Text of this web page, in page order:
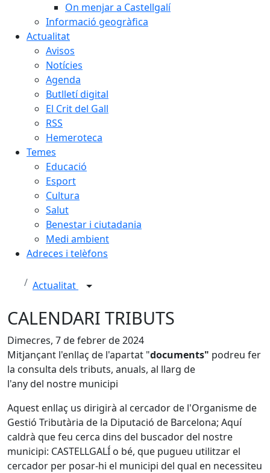
On menjar a Castellgalí
Informació geogràfica
Actualitat
Avisos
Notícies
Agenda
Butlletí digital
El Crit del Gall
RSS
Hemeroteca
Temes
Educació
Esport
Cultura
Salut
Benestar i ciutadania
Medi ambient
Adreces i telèfons
Actualitat
CALENDARI TRIBUTS
Dimecres, 7 de febrer de 2024
Mitjançant l'enllaç de l'apartat "documents" podreu fer
la consulta dels tributs, anuals, al llarg de
l'any del nostre municipi
Aquest enllaç us dirigirà al cercador de l'Organisme de
Gestió Tributària de la Diputació de Barcelona; Aquí
caldrà que feu cerca dins del buscador del nostre
municipi: CASTELLGALÍ o bé, que pugueu utilitzar el
cercador per posar-hi el municipi del qual en necessiteu